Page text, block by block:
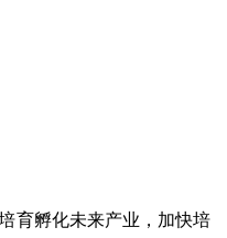
育孵化未来产业，加快培